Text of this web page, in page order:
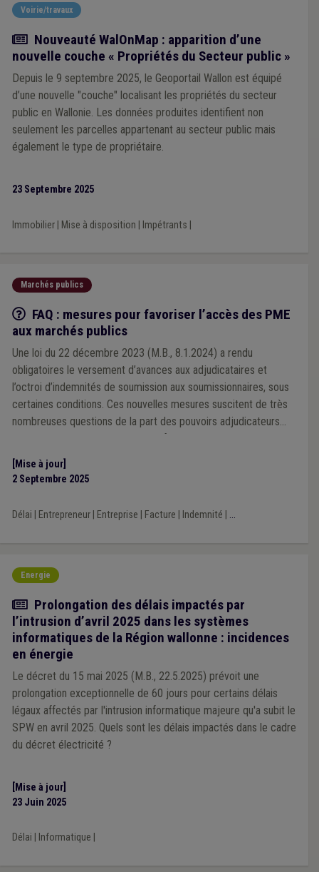
Voirie/travaux
Actualité
Nouveauté WalOnMap : apparition d’une
nouvelle couche « Propriétés du Secteur public »
Depuis le 9 septembre 2025, le Geoportail Wallon est équipé
d’une nouvelle "couche" localisant les propriétés du secteur
public en Wallonie. Les données produites identifient non
seulement les parcelles appartenant au secteur public mais
également le type de propriétaire.
23 Septembre 2025
Immobilier| Mise à disposition Impétrants
Marchés publics
Q/R
FAQ : mesures pour favoriser l’accès des PME
aux marchés publics
Une loi du 22 décembre 2023 (M.B., 8.1.2024) a rendu
obligatoires le versement d’avances aux adjudicataires et
l’octroi d’indemnités de soumission aux soumissionnaires, sous
certaines conditions. Ces nouvelles mesures suscitent de très
nombreuses questions de la part des pouvoirs adjudicateurs
locaux. Nous vous proposons une foire aux questions,
susceptible d’être mise à jour, les regroupant.
[Mise à jour]
2 Septembre 2025
Délai Entrepreneur| Entreprise Facture Indemnité ...
Energie
Actualité
Prolongation des délais impactés par
l’intrusion d’avril 2025 dans les systèmes
informatiques de la Région wallonne : incidences
en énergie
Le décret du 15 mai 2025 (M.B., 22.5.2025) prévoit une
prolongation exceptionnelle de 60 jours pour certains délais
légaux affectés par l'intrusion informatique majeure qu'a subit le
SPW en avril 2025. Quels sont les délais impactés dans le cadre
du décret électricité ?
[Mise à jour]
23 Juin 2025
Délai Informatique